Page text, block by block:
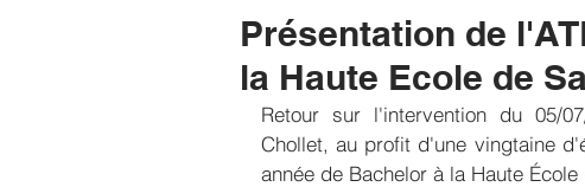
Présentation de
la Haute Ecole de
Retour sur l'intervention du 05/
Chollet, au profit d'une vingtaine
année de Bachelor à la Haute École